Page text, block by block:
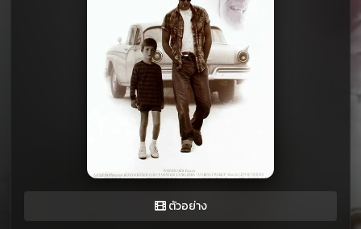
ตัวอย่าง